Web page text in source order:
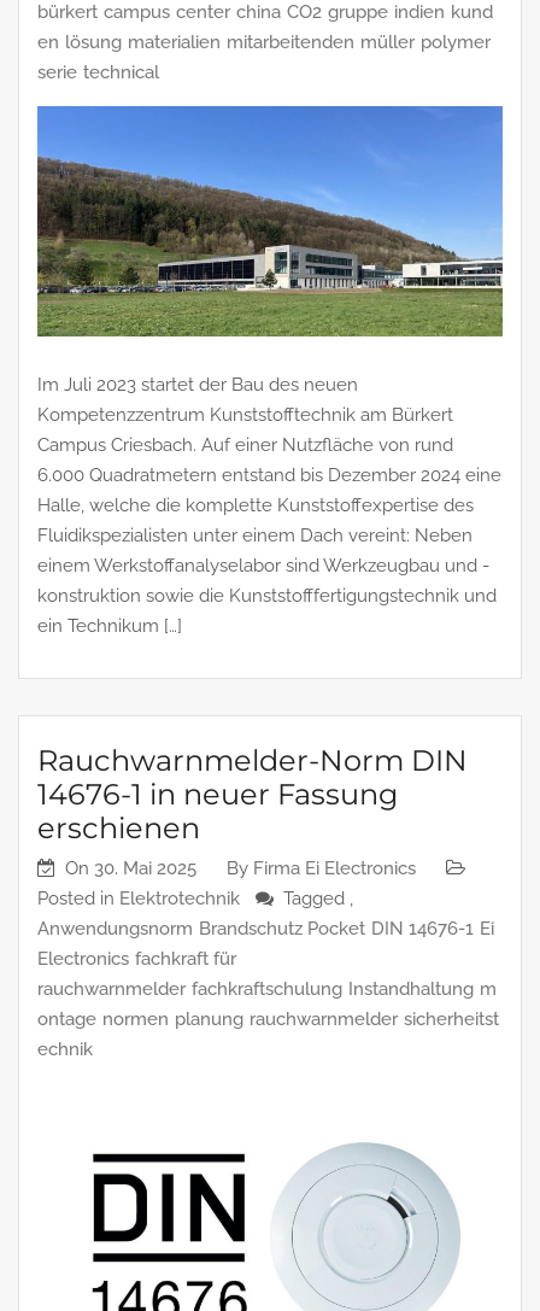
bürkert campus center china CO2 gruppe indien kund
en lösung materialien mitarbeitenden müller polymer
serie technical
Im Juli 2023 startet der Bau des neuen
Kompetenzzentrum Kunststofftechnik am Bürkert
Campus Criesbach. Auf einer Nutzfläche von rund
6.000 Quadratmetern entstand bis Dezember 2024 eine
Halle, welche die komplette Kunststoffexpertise des
Fluidikspezialisten unter einem Dach vereint: Neben
einem Werkstoffanalyselabor sind Werkzeugbau und -
konstruktion sowie die Kunststofffertigungstechnik und
ein Technikum […]
Rauchwarnmelder-Norm DIN
14676-1 in neuer Fassung
erschienen
On 30. Mai 2025 By Firma Ei Electronics
Posted in Elektrotechnik
Tagged ,
Anwendungsnorm Brandschutz Pocket DIN 14676-1 Ei
Electronics fachkraft für
rauchwarnmelder fachkraftschulung Instandhaltung m
ontage normen planung rauchwarnmelder sicherheitst
echnik